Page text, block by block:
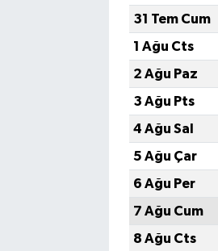
31 Tem Cum
1 Ağu Cts
2 Ağu Paz
3 Ağu Pts
4 Ağu Sal
5 Ağu Çar
6 Ağu Per
7 Ağu Cum
8 Ağu Cts